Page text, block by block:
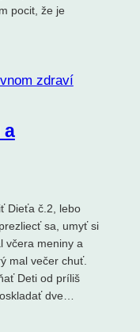
pocit, že je
a
Dieťa č.2, lebo
sa, umyť si
včera meniny a
mal večer chuť.
Deti od príliš
dve…